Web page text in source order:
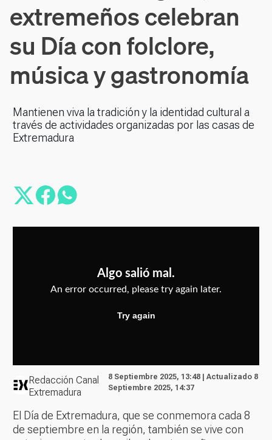
extremeños celebran
su Día con folclore,
música y gastronomía
Mantienen viva la tradición y la identidad cultural a
través de actividades organizadas por las casas de
Extremadura
Redacción Canal
Extremadura
8 Septiembre 2025, 13:48 | Actualizado 8
Septiembre 2025, 14:37
El Día de Extremadura, que se conmemora cada 8
de septiembre en la región, también se vive con